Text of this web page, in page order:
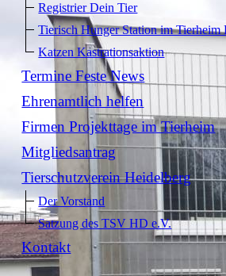
Registrier Dein Tier
Tierisch Hunger Station im Tierheim
Katzen Kastrationsaktion
Termine Feste News
Ehrenamtlich helfen
Firmen Projekttage im Tierheim
Mitgliedsantrag
Tierschutzverein Heidelberg
Der Vorstand
Satzung des TSV HD e.V.
Kontakt